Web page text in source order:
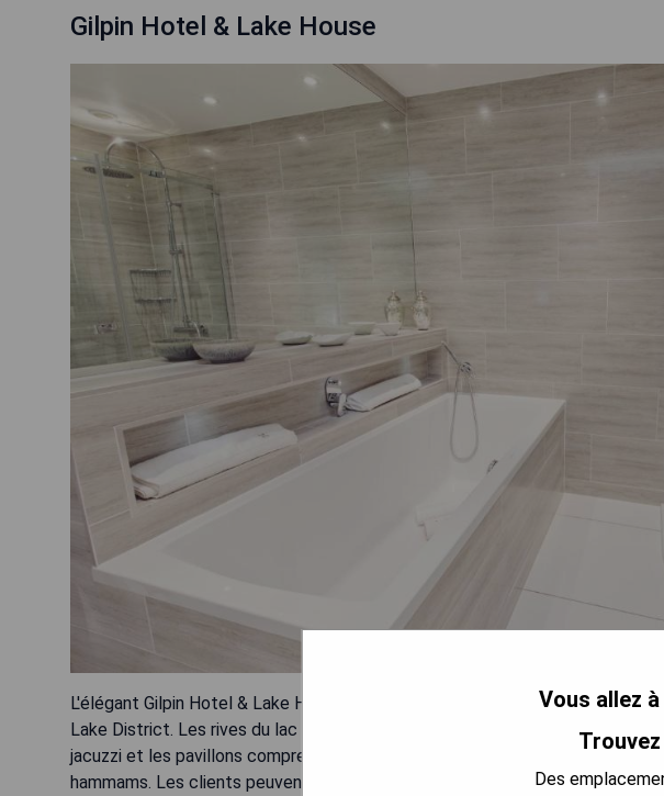
Gilpin Hotel & Lake House
L'élégant Gilpin Hotel & Lake House propose une cuisine raffinée et des
Lake District. Les rives du lac Windermere sont à peine à plus de 2
jacuzzi et les pavillons comprennent des installations spa privées,
hammams. Les clients peuvent choisir de dîner au restaurant principal primé
Vous allez
Des